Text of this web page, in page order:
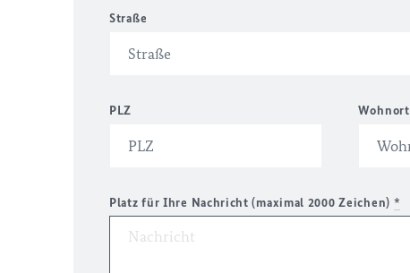
Straße
PLZ Wohnort
Platz für Ihre Nachricht (maximal 2000 Zeichen) *